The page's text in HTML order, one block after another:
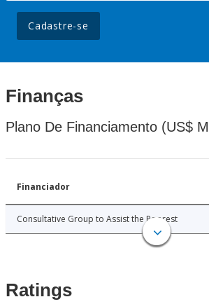
Cadastre-se
Finanças
Plano De Financiamento (US$
Financiador
Consultative Group to Assist the Poorest
Ratings